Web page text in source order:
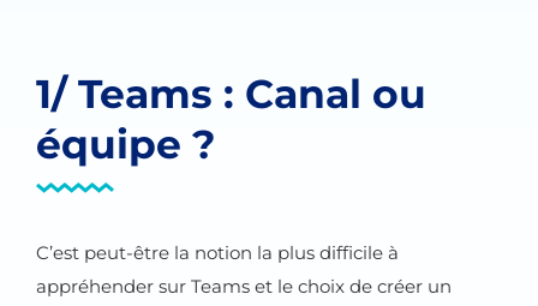
1/ Teams : Canal ou
équipe ?
C’est peut-être la notion la plus difficile à
appréhender sur Teams et le choix de créer un